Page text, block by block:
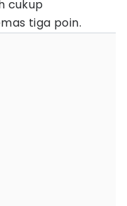
cukup
tiga poin.